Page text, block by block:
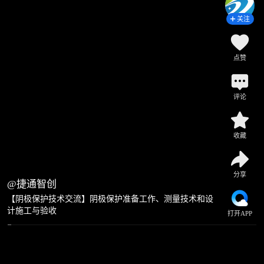
@捷通智创
【阴极保护技术交流】阴极保护准备工作、测量技术和设
计施工与验收
关注
点赞
评论
收藏
分享
打开APP